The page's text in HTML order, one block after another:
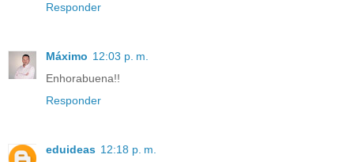
Responder
Máximo 12:03 p. m.
Enhorabuena!!
Responder
eduideas 12:18 p. m.